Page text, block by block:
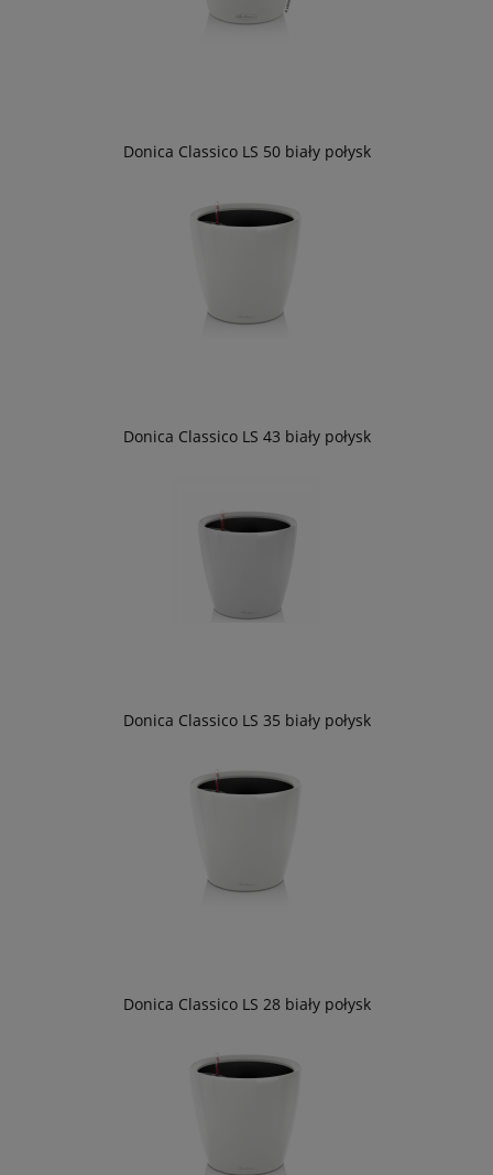
Donica Classico LS 50 biały połysk
Donica Classico LS 43 biały połysk
Donica Classico LS 35 biały połysk
Donica Classico LS 28 biały połysk